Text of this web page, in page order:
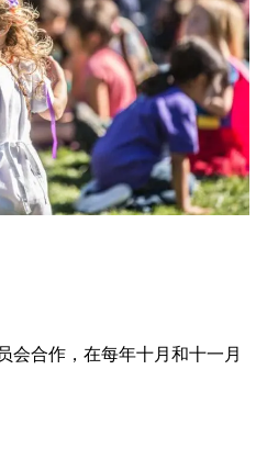
会合作，在每年十月和十一月